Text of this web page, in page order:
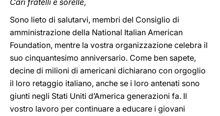
Cari fratelli e sorelle,
Sono lieto di salutarvi, membri del Consiglio di
amministrazione della National Italian American
Foundation, mentre la vostra organizzazione celebra il
suo cinquantesimo anniversario. Come ben sapete,
decine di milioni di americani dichiarano con orgoglio
il loro retaggio italiano, anche se i loro antenati sono
giunti negli Stati Uniti d’America generazioni fa. Il
vostro lavoro per continuare a educare i giovani